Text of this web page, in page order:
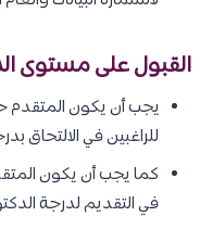
القبول على مستوى
يجب أن يكون المتقدم
للراغبين في الالتحاق
كما يجب أن يكون
في التقديم لدرجة